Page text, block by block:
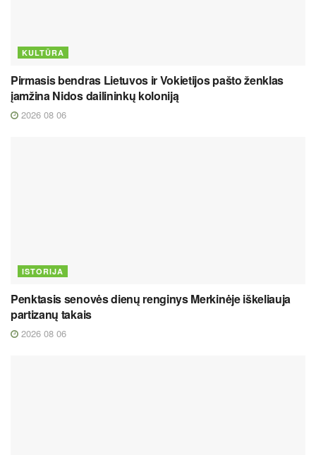
KULTŪRA
Pirmasis bendras Lietuvos ir Vokietijos pašto ženklas
įamžina Nidos dailininkų koloniją
2026 08 06
ISTORIJA
Penktasis senovės dienų renginys Merkinėje iškeliauja
partizanų takais
2026 08 06